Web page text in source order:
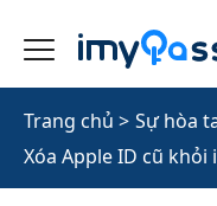
Trang chủ > Sự hòa
Xóa Apple ID cũ khỏi